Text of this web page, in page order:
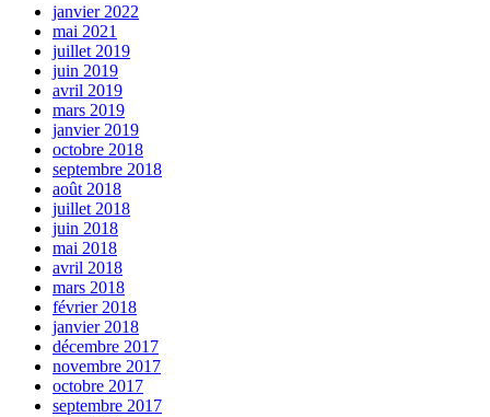
janvier 2022
mai 2021
juillet 2019
juin 2019
avril 2019
mars 2019
janvier 2019
octobre 2018
septembre 2018
août 2018
juillet 2018
juin 2018
mai 2018
avril 2018
mars 2018
février 2018
janvier 2018
décembre 2017
novembre 2017
octobre 2017
septembre 2017